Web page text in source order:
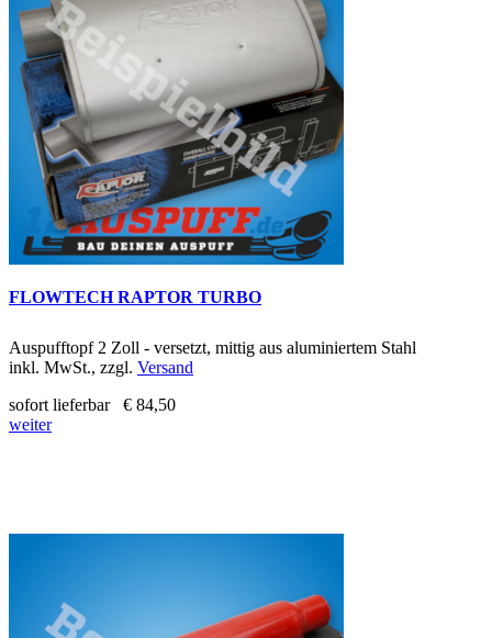
FLOWTECH RAPTOR TURBO
Auspufftopf 2 Zoll - versetzt, mittig aus aluminiertem Stahl
inkl. MwSt., zzgl. Versand
sofort lieferbar
€ 84,50
weiter